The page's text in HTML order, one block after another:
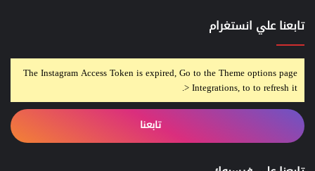
تابعنا علي انستغرام
The Instagram Access Token is expired, Go to the Theme options page
> Integrations, to to refresh it.
تابعنا